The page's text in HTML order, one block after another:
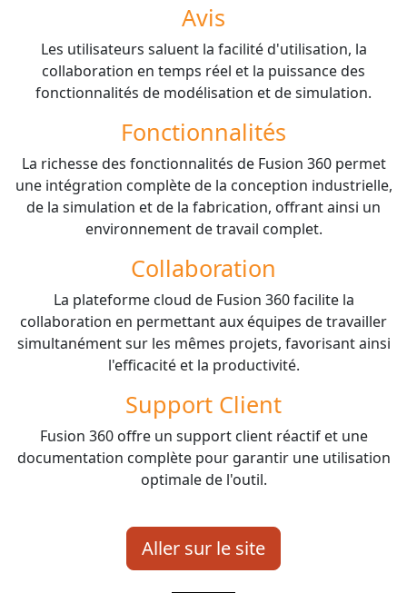
Avis
Les utilisateurs saluent la facilité d'utilisation, la
collaboration en temps réel et la puissance des
fonctionnalités de modélisation et de simulation.
Fonctionnalités
La richesse des fonctionnalités de Fusion 360 permet
une intégration complète de la conception industrielle,
de la simulation et de la fabrication, offrant ainsi un
environnement de travail complet.
Collaboration
La plateforme cloud de Fusion 360 facilite la
collaboration en permettant aux équipes de travailler
simultanément sur les mêmes projets, favorisant ainsi
l'efficacité et la productivité.
Support Client
Fusion 360 offre un support client réactif et une
documentation complète pour garantir une utilisation
optimale de l'outil.
Aller sur le site